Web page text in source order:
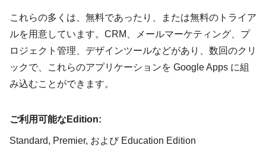
これらの多くは、無料であったり、または無料のトライア
ルを用意しています。CRM、メールマーケティング、プ
ロジェクト管理、デザインツールなどがあり、数回のクリ
ックで、これらのアプリケーションを Google Apps に組
み込むことができます。
ご利用可能なEdition:
Standard, Premier, および Education Edition